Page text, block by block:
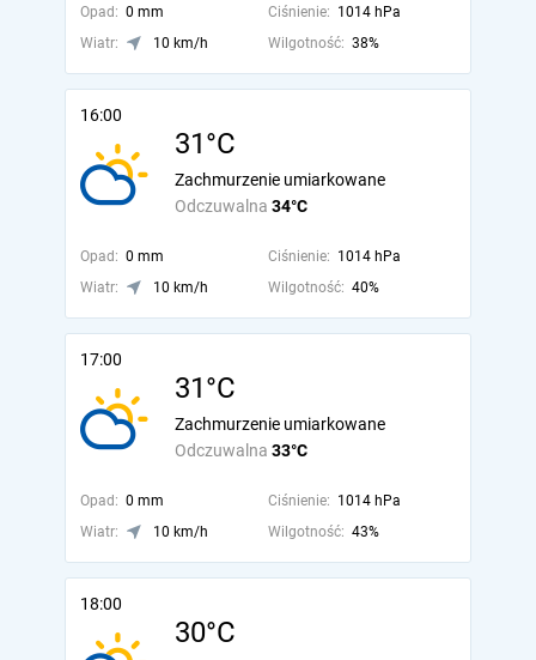
Opad: 0 mm Ciśnienie: 1014 hPa
Wiatr:
10 km/h Wilgotność: 38%
16:00
31°C
Odczuwalna 34°C
Zachmurzenie umiarkowane
Opad: 0 mm Ciśnienie: 1014 hPa
Wiatr:
10 km/h Wilgotność: 40%
17:00
31°C
Odczuwalna 33°C
Zachmurzenie umiarkowane
Opad: 0 mm Ciśnienie: 1014 hPa
Wiatr:
10 km/h Wilgotność: 43%
18:00
30°C